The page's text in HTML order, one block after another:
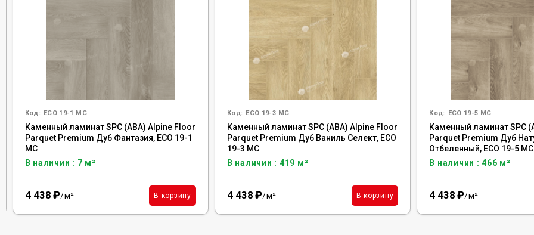
Код: ECO 19-1 MC
Каменный ламинат SPC (ABA) Alpine Floor
Parquet Premium Дуб Фантазия, ECO 19-1
MC
В наличии : 7 м²
4 438 ₽/м² В корзину
Код: ECO 19-3 MC
Каменный ламинат SPC (ABA) Alpine Floor
Parquet Premium Дуб Ваниль Селект, ECO
19-3 MC
В наличии : 419 м²
4 438 ₽/м² В корзину
Код: ECO 19-5 MC
Каменный ламинат SPC
Parquet Premium Дуб
Отбеленный, ECO 19-5 MC
В наличии : 466 м²
4 438 ₽/м²